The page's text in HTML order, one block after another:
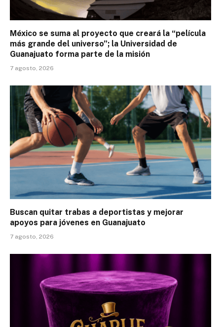
México se suma al proyecto que creará la “película
más grande del universo”; la Universidad de
Guanajuato forma parte de la misión
7 agosto, 2026
Buscan quitar trabas a deportistas y mejorar
apoyos para jóvenes en Guanajuato
7 agosto, 2026